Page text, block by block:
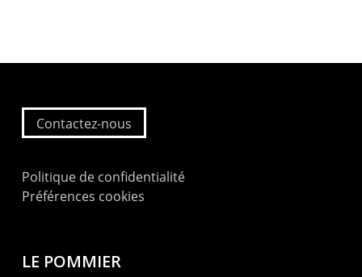
Contactez-nous
Politique de confidentialité
Préférences cookies
LE POMMIER